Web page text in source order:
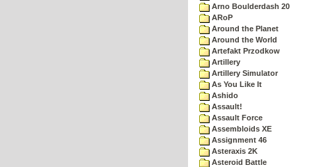
Arno Boulderdash 20
ARoP
Around the Planet
Around the World
Artefakt Przodkow
Artillery
Artillery Simulator
As You Like It
Ashido
Assault!
Assault Force
Assembloids XE
Assignment 46
Asteraxis 2K
Asteroid Battle